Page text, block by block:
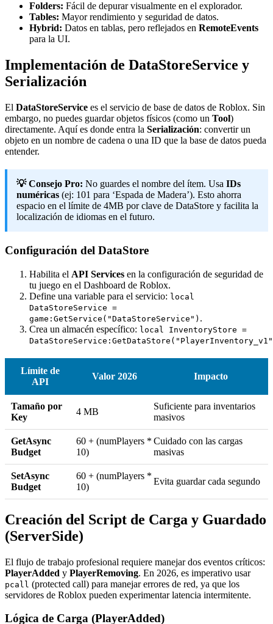
Folders: Fácil de depurar visualmente en el explorador.
Tables: Mayor rendimiento y seguridad de datos.
Hybrid: Datos en tablas, pero reflejados en RemoteEvents
para la UI.
Implementación de DataStoreService y
Serialización
El DataStoreService es el servicio de base de datos de Roblox. Sin
embargo, no puedes guardar objetos físicos (como un Tool)
directamente. Aquí es donde entra la Serialización: convertir un
objeto en un nombre de cadena o una ID que la base de datos pueda
entender.
💡 Consejo Pro: No guardes el nombre del ítem. Usa IDs
numéricas (ej: 101 para ‘Espada de Madera’). Esto ahorra
espacio en el límite de 4MB por clave de DataStore y facilita la
localización de idiomas en el futuro.
Configuración del DataStore
Habilita el API Services en la configuración de seguridad de
tu juego en el Dashboard de Roblox.
Define una variable para el servicio: local
DataStoreService =
game:GetService("DataStoreService") .
Crea un almacén específico: local InventoryStore =
Límite de
API
Valor 2026 Impacto
Tamaño por
Key
4 MB
Suficiente para inventarios
masivos
GetAsync
Budget
60 + (numPlayers *
10)
Cuidado con las cargas
masivas
SetAsync
Budget
60 + (numPlayers *
10)
Evita guardar cada segundo
Creación del Script de Carga y Guardado
(ServerSide)
El flujo de trabajo profesional requiere manejar dos eventos críticos:
PlayerAdded y PlayerRemoving. En 2026, es imperativo usar
pcall (protected call) para manejar errores de red, ya que los
servidores de Roblox pueden experimentar latencia intermitente.
Lógica de Carga (PlayerAdded)